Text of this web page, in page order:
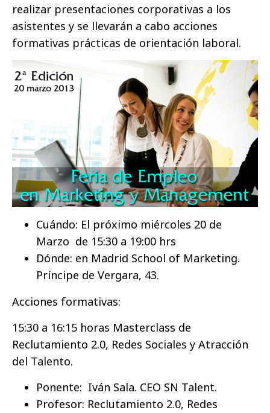
realizar presentaciones corporativas a los
asistentes y se llevarán a cabo acciones
formativas prácticas de orientación laboral.
Cuándo: El próximo miércoles 20 de
Marzo de 15:30 a 19:00 hrs
Dónde: en Madrid School of Marketing.
Príncipe de Vergara, 43.
Acciones formativas:
15:30 a 16:15 horas Masterclass de
Reclutamiento 2.0, Redes Sociales y Atracción
del Talento.
Ponente: Iván Sala. CEO SN Talent.
Profesor: Reclutamiento 2.0, Redes